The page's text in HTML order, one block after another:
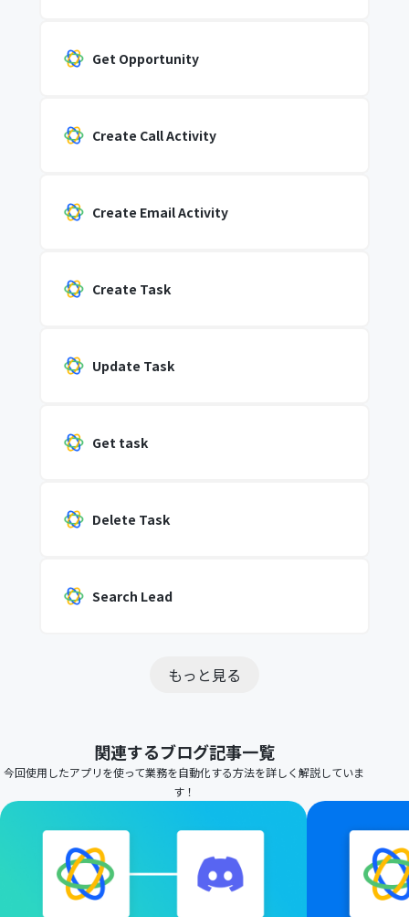
Get Opportunity
Create Call Activity
Create Email Activity
Create Task
Update Task
Get task
Delete Task
Search Lead
もっと見る
関連するブログ記事一覧
今回使用したアプリを使って業務を自動化する方法を詳しく解説していま
す！